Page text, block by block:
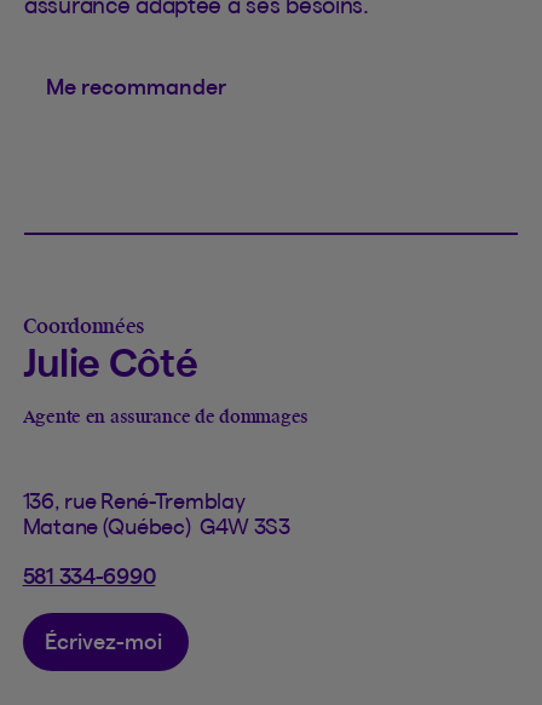
Me recommander
Coordonnées
Julie Côté
Agente en assurance de dommages
136, rue René-Tremblay
Matane (Québec) G4W 3S3
581 334-6990
Écrivez-moi